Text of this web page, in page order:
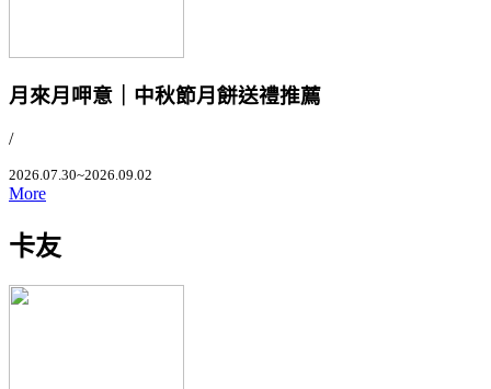
月來月呷意｜中秋節月餅送禮推薦
/
2026.07.30~2026.09.02
More
卡友